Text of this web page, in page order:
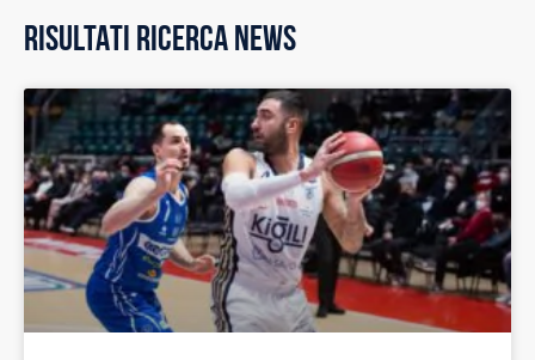
RISULTATI RICERCA NEWS